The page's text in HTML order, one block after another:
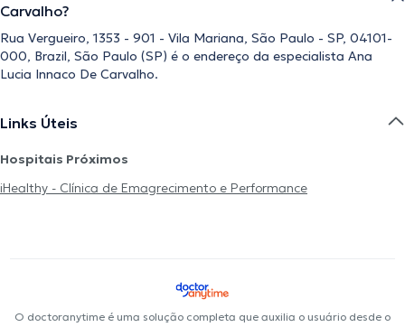
Carvalho?
Rua Vergueiro, 1353 - 901 - Vila Mariana, São Paulo - SP, 04101-
000, Brazil, São Paulo (SP) é o endereço da especialista Ana
Lucia Innaco De Carvalho.
Links Úteis
Hospitais Próximos
iHealthy - Clínica de Emagrecimento e Performance
O doctoranytime é uma solução completa que auxilia o usuário desde o